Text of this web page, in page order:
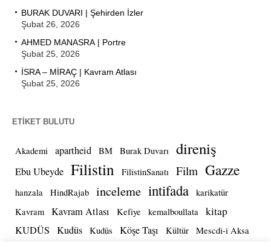
BURAK DUVARI | Şehirden İzler
Şubat 26, 2026
AHMED MANASRA | Portre
Şubat 25, 2026
İSRA – MİRAÇ | Kavram Atlası
Şubat 25, 2026
ETIKET BULUTU
Akademi apartheid BM Burak Duvarı direniş
Ebu Ubeyde Filistin FilistinSanatı Film Gazze
hanzala HindRajab inceleme intifada
karikatür
Kavram
Kavram Atlası Kefiye kemalboullata kitap
KUDÜS Kudüs Kudüs Köşe Taşı Kültür
Mescdi-i Aksa